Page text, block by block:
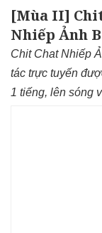
[Mùa II]
Nhiếp Ảnh
Chit Chat Nhiếp
tác trực tuyến
1 tiếng, lên sóng